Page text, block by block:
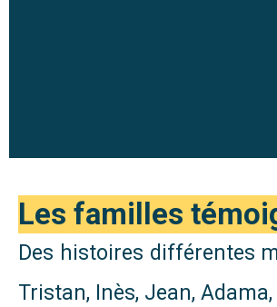
Les familles
Des histoires différentes
Tristan, Inès, Jean,